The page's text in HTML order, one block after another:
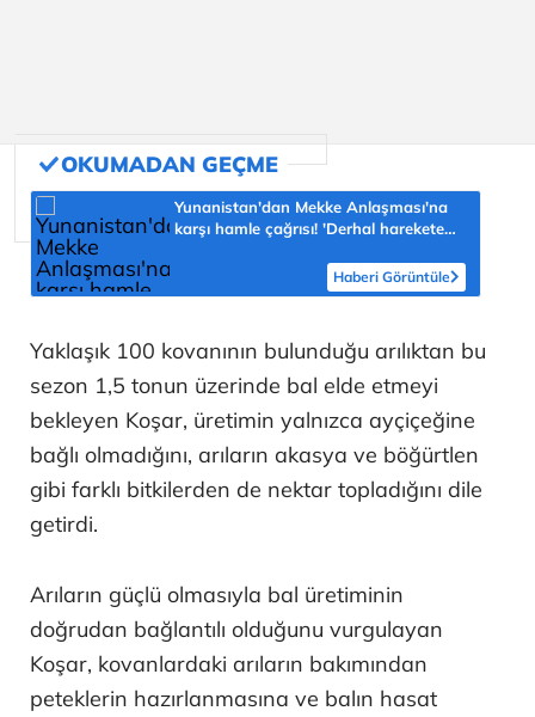
Yunanistan'dan Mekke Anlaşması'na
karşı hamle çağrısı! 'Derhal harekete
Haberi Görüntüle
Yaklaşık 100 kovanının bulunduğu arılıktan bu
sezon 1,5 tonun üzerinde bal elde etmeyi
bekleyen Koşar, üretimin yalnızca ayçiçeğine
bağlı olmadığını, arıların akasya ve böğürtlen
gibi farklı bitkilerden de nektar topladığını dile
getirdi.
Arıların güçlü olmasıyla bal üretiminin
doğrudan bağlantılı olduğunu vurgulayan
Koşar, kovanlardaki arıların bakımından
peteklerin hazırlanmasına ve balın hasat